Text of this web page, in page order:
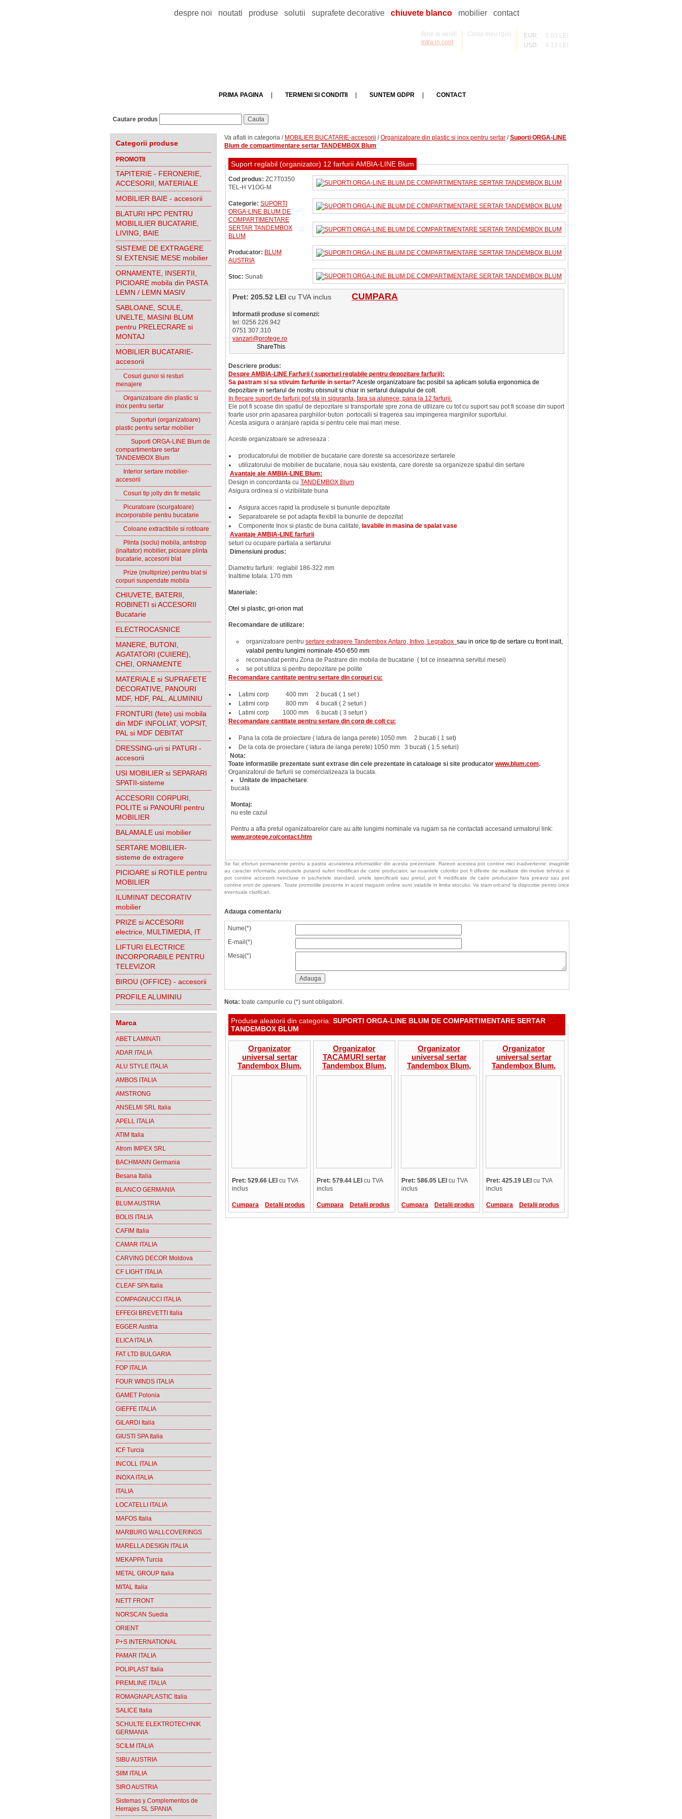
despre noi noutati produse solutii suprafete decorative chiuvete blanco mobilier contact
Bine ai venit!
Intra in cont
Cosul meu (gol) EUR:
5.03 LEI
USD: 4.13 LEI
PRIMA PAGINA TERMENI SI CONDITII SUNTEM GDPR CONTACT
Cautare produs
Categorii produse
PROMOTII
TAPITERIE - FERONERIE,
ACCESORII, MATERIALE
MOBILIER BAIE - accesorii
BLATURI HPC PENTRU
MOBILILIER BUCATARIE,
LIVING, BAIE
SISTEME DE EXTRAGERE
SI EXTENSIE MESE mobilier
ORNAMENTE, INSERTII,
PICIOARE mobila din PASTA
LEMN / LEMN MASIV
SABLOANE, SCULE,
UNELTE, MASINI BLUM
pentru PRELECRARE si
MONTAJ
MOBILIER BUCATARIE-
accesorii
Cosuri gunoi si resturi
menajere
Organizatoare din plastic si
inox pentru sertar
Suporturi (organizatoare)
plastic pentru sertar mobilier
Suporti ORGA-LINE Blum de
compartimentare sertar
TANDEMBOX Blum
Interior sertare mobilier-
accesorii
Cosuri tip jolly din fir metalic
Picuratoare (scurgatoare)
incorporabile pentru bucatarie
Coloane extractibile si rotitoare
Plinta (soclu) mobila, antistrop
(inaltator) mobilier, picioare plinta
bucatarie, accesorii blat
Prize (multiprize) pentru blat si
corpuri suspendate mobila
CHIUVETE, BATERII,
ROBINETI si ACCESORII
Bucatarie
ELECTROCASNICE
MANERE, BUTONI,
AGATATORI (CUIERE),
CHEI, ORNAMENTE
MATERIALE si SUPRAFETE
DECORATIVE, PANOURI
MDF, HDF, PAL, ALUMINIU
FRONTURI (fete) usi mobila
din MDF INFOLIAT, VOPSIT,
PAL si MDF DEBITAT
DRESSING-uri si PATURI -
accesorii
USI MOBILIER si SEPARARI
SPATII-sisteme
ACCESORII CORPURI,
POLITE si PANOURI pentru
MOBILIER
BALAMALE usi mobilier
SERTARE MOBILIER-
sisteme de extragere
PICIOARE si ROTILE pentru
MOBILIER
ILUMINAT DECORATIV
mobilier
PRIZE si ACCESORII
electrice, MULTIMEDIA, IT
LIFTURI ELECTRICE
INCORPORABILE PENTRU
TELEVIZOR
BIROU (OFFICE) - accesorii
PROFILE ALUMINIU
Marca
ABET LAMINATI
ADAR ITALIA
ALU STYLE ITALIA
AMBOS ITALIA
AMSTRONG
ANSELMI SRL Italia
APELL ITALIA
ATIM Italia
Atrom IMPEX SRL
BACHMANN Germania
Besana Italia
BLANCO GERMANIA
BLUM AUSTRIA
BOLIS ITALIA
CAFIM Italia
CAMAR ITALIA
CARVING DECOR Moldova
CF LIGHT ITALIA
CLEAF SPA Italia
COMPAGNUCCI ITALIA
EFFEGI BREVETTI Italia
EGGER Austria
ELICA ITALIA
FAT LTD BULGARIA
FOP ITALIA
FOUR WINDS ITALIA
GAMET Polonia
GIEFFE ITALIA
GILARDI Italia
GIUSTI SPA Italia
ICF Turcia
INCOLL ITALIA
INOXA ITALIA
ITALIA
LOCATELLI ITALIA
MAFOS Italia
MARBURG WALLCOVERINGS
MARELLA DESIGN ITALIA
MEKAPPA Turcia
METAL GROUP Italia
MITAL Italia
NETT FRONT
NORSCAN Suedia
ORIENT
P+S INTERNATIONAL
PAMAR ITALIA
POLIPLAST Italia
PREMLINE ITALIA
ROMAGNAPLASTIC Italia
SALICE Italia
SCHULTE ELEKTROTECHNIK
GERMANIA
SCILM ITALIA
SIBU AUSTRIA
SIIM ITALIA
SIRO AUSTRIA
Sistemas y Complementos de
Herrajes SL SPANIA
Va aflati in categoria / MOBILIER BUCATARIE-accesorii /Organizatoare din plastic si inox pentru sertar /Suporti ORGA-LINE
Blum de compartimentare sertar TANDEMBOX Blum
Suport reglabil (organizator) 12 farfurii AMBIA-LINE Blum
Cod produs: ZC7T0350
TEL-H V1OG-M
Categorie: SUPORTI
ORGA-LINE BLUM DE
COMPARTIMENTARE
SERTAR TANDEMBOX
BLUM
Producator: BLUM
AUSTRIA
Stoc: Sunati
Pret: 205.52 LEI cu TVA inclus CUMPARA
Informatii produse si comenzi:
tel: 0256 226.942
0751 307.310
vanzari@protege.ro
ShareThis
Descriere produs:
Despre AMBIA-LINE Farfurii ( suporturi reglabile pentru depozitare farfurii):
Sa pastram si sa stivuim farfuriile in sertar? Aceste organizatoare fac posibil sa aplicam solutia ergonomica de
depozitare in sertarul de nostru obisnuit si chiar in sertarul dulapului de colt.
In fiecare suport de farfurii pot sta in siguranta, fara sa alunece, pana la 12 farfurii.
Ele pot fi scoase din spatiul de depozitare si transportate spre zona de utilizare cu tot cu suport sau pot fi scoase din suport
foarte usor prin apasarea parghiilor-buton portocalii si tragerea sau impingerea marginilor suportului.
Acesta asigura o aranjare rapida si pentru cele mai mari mese.
Aceste organizatoare se adreseaza :
producatorului de mobilier de bucatarie care doreste sa accesorizeze sertarele
utilizatorului de mobilier de bucatarie, noua sau existenta, care doreste sa organizeze spatiul din sertare
Avantaje ale AMBIA-LINE Blum:
Design in concordanta cu TANDEMBOX Blum
Asigura ordinea si o vizibilitate buna
Asigura acces rapid la produsele si bunurile depozitate
Separatoarele se pot adapta flexibil la bunurile de depozitat
Componente Inox si plastic de buna calitate, lavabile in masina de spalat vase
Avantaje AMBIA-LINE farfurii
seturi cu ocupare partiala a sertarului
Dimensiuni produs:
Diametru farfurii: reglabil 186-322 mm
Inaltime totala: 170 mm
Materiale:
Otel si plastic, gri-orion mat
Recomandare de utilizare:
organizatoare pentru sertare extragere Tandembox Antaro, Intivo, Legrabox sau in orice tip de sertare cu front inalt,
valabil pentru lungimi nominale 450-650 mm
recomandat pentru Zona de Pastrare din mobila de bucatarie ( tot ce inseamna servitul mesei)
se pot utiliza si pentru depozitare pe polite
Recomandare cantitate pentru sertare din corpuri cu:
Latimi corp 400 mm 2 bucati ( 1 set )
Latimi corp 800 mm 4 bucati ( 2 seturi )
Latimi corp 1000 mm 6 bucati ( 3 seturi )
Recomandare cantitate pentru sertare din corp de colt cu:
Pana la cota de proiectare ( latura de langa perete) 1050 mm 2 bucati ( 1 set)
De la cota de proiectare ( latura de langa perete) 1050 mm 3 bucati ( 1.5 seturi)
Nota:
Toate informatiile prezentate sunt extrase din cele prezentate in cataloage si site producator www.blum.com.
Organizatorul de farfurii se comercializeaza la bucata.
Unitate de impachetare:
bucata
Montaj:
nu este cazul
Pentru a afla pretul oganizatoarelor care au alte lungimi nominale va rugam sa ne contactati accesand urmatorul link:
www.protege.ro/contact.htm
Se fac eforturi permanente pentru a pastra acuratetea informatiilor din acesta prezentare. Rareori acestea pot contine mici inadvertente: imaginile
au caracter informativ, produsele putand suferi modificari de catre producator, iar nuantele culorilor pot fi diferite de realitate din motive tehnice si
pot contine accesorii neincluse in pachetele standard, unele specificatii sau pretul, pot fi modificate de catre producator fara preaviz sau pot
contine erori de operare. Toate promotiile prezente in acest magazin online sunt valabile in limita stocului. Va stam oricand la dispozitie pentru orice
eventuale clarificari.
Adauga comentariu
Nume(*)
E-mail(*)
Mesaj(*)
Nota: toate campurile cu (*) sunt obligatorii.
Produse aleatorii din categoria: SUPORTI ORGA-LINE BLUM DE COMPARTIMENTARE SERTAR
TANDEMBOX BLUM
Organizator
universal sertar
Tandembox Blum,
compartimentare
Pret: 529.66 LEI cu TVA
inclus
Cumpara Detalii produs
Organizator
TACAMURI sertar
Tandembox Blum,
latime corp 800mm,
Pret: 579.44 LEI cu TVA
inclus
Cumpara Detalii produs
Organizator
universal sertar
Tandembox Blum,
compartimentare
Pret: 586.05 LEI cu TVA
inclus
Cumpara Detalii produs
Organizator
universal sertar
Tandembox Blum,
compartimentare
Pret: 425.19 LEI cu TVA
inclus
Cumpara Detalii produs